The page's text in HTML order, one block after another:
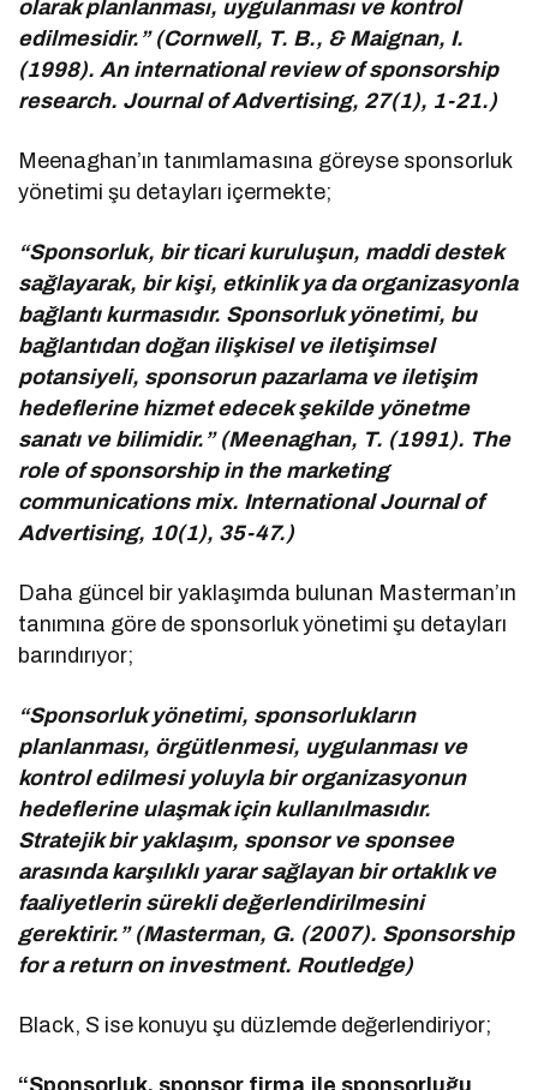
olarak planlanması, uygulanması ve kontrol
edilmesidir.” (Cornwell, T. B., & Maignan, I.
(1998). An international review of sponsorship
research. Journal of Advertising, 27(1), 1-21.)
Meenaghan’ın tanımlamasına göreyse sponsorluk
yönetimi şu detayları içermekte;
“Sponsorluk, bir ticari kuruluşun, maddi destek
sağlayarak, bir kişi, etkinlik ya da organizasyonla
bağlantı kurmasıdır. Sponsorluk yönetimi, bu
bağlantıdan doğan ilişkisel ve iletişimsel
potansiyeli, sponsorun pazarlama ve iletişim
hedeflerine hizmet edecek şekilde yönetme
sanatı ve bilimidir.” (Meenaghan, T. (1991). The
role of sponsorship in the marketing
communications mix. International Journal of
Advertising, 10(1), 35-47.)
Daha güncel bir yaklaşımda bulunan Masterman’ın
tanımına göre de sponsorluk yönetimi şu detayları
barındırıyor;
“Sponsorluk yönetimi, sponsorlukların
planlanması, örgütlenmesi, uygulanması ve
kontrol edilmesi yoluyla bir organizasyonun
hedeflerine ulaşmak için kullanılmasıdır.
Stratejik bir yaklaşım, sponsor ve sponsee
arasında karşılıklı yarar sağlayan bir ortaklık ve
faaliyetlerin sürekli değerlendirilmesini
gerektirir.” (Masterman, G. (2007). Sponsorship
for a return on investment. Routledge)
Black, S ise konuyu şu düzlemde değerlendiriyor;
“Sponsorluk, sponsor firma ile sponsorluğu